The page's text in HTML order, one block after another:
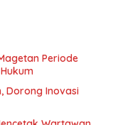
Periode
Dorong Inovasi